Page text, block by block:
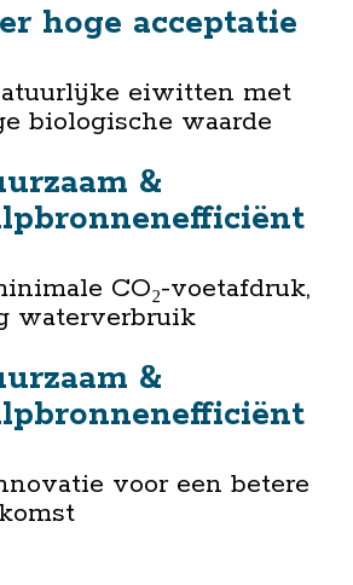
hoge acceptatie
eiwitten met
biologische waarde
&
CO₂-voetafdruk,
waterverbruik
&
voor een betere